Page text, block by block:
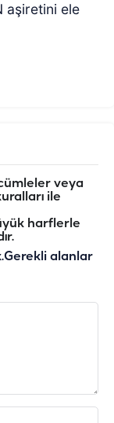
aşiretini ele
veya
ile
harflerle
Gerekli alanlar